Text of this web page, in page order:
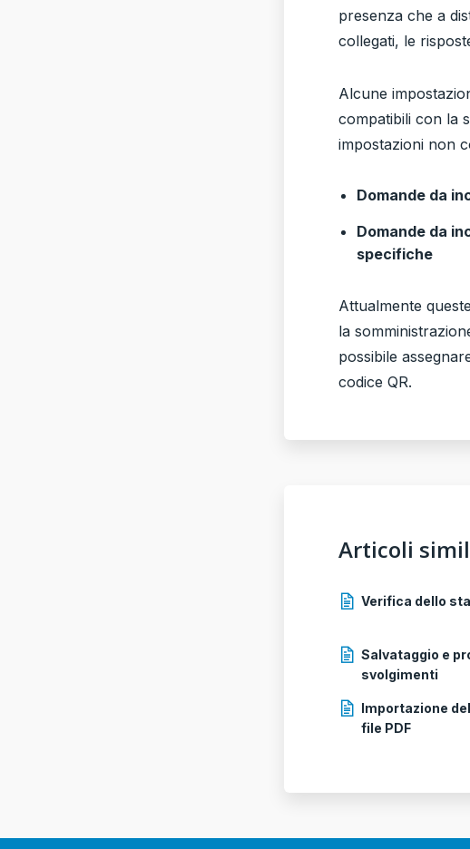
presenza che a
collegati, le
Alcune
compatibili con la
impostazioni non
Domande da
Domande da
specifiche
Attualmente
la
possibile
codice QR.
Articoli
Verifica dello
Salvataggio e
svolgimenti
Importazione
file PDF